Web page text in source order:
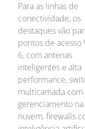
​​Para as linhas de
conectividade, os
destaques vão
pontos de acesso
6, com antenas
inteligentes e alta
performance,
multicamada com
gerenciamento na
nuvem, firewalls